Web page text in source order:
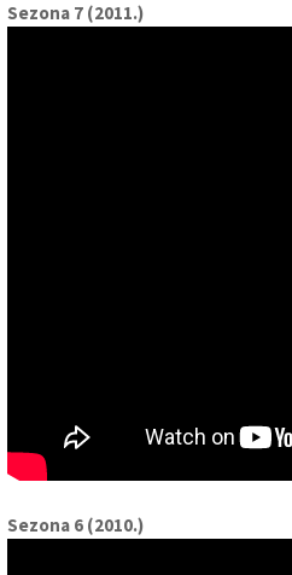
Sezona 7 (2011.)
Sezona 6 (2010.)